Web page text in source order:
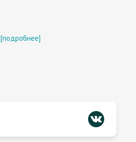
[подробнее]